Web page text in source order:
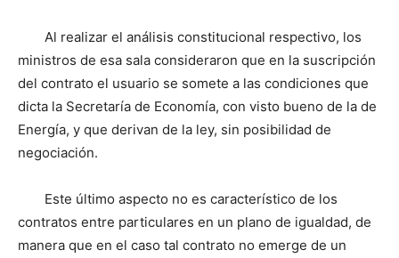
Al realizar el análisis constitucional respectivo, los
ministros de esa sala consideraron que en la suscripción
del contrato el usuario se somete a las condiciones que
dicta la Secretaría de Economía, con visto bueno de la de
Energía, y que derivan de la ley, sin posibilidad de
negociación.
Este último aspecto no es característico de los
contratos entre particulares en un plano de igualdad, de
manera que en el caso tal contrato no emerge de un